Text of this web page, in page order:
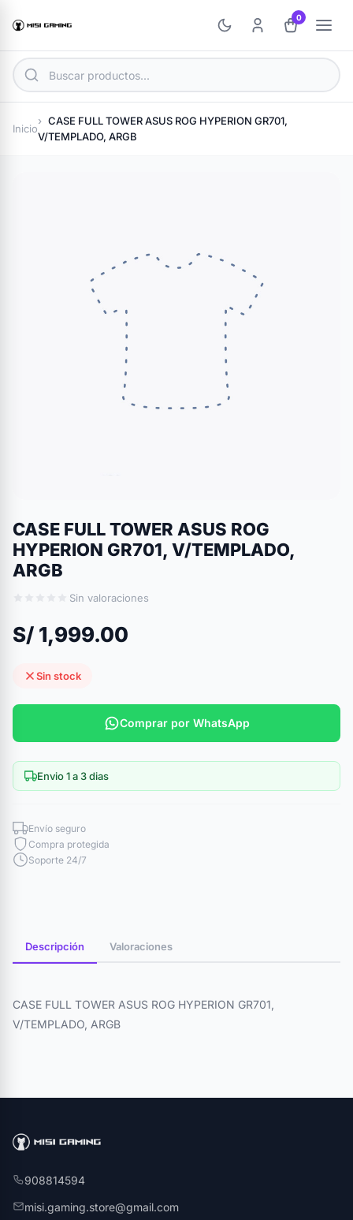
0
Inicio
CASE FULL TOWER ASUS ROG HYPERION GR701,
V/TEMPLADO, ARGB
CASE FULL TOWER ASUS ROG
HYPERION GR701, V/TEMPLADO,
ARGB
Sin valoraciones
S/ 1,999.00
Sin stock
Comprar por WhatsApp
Envio 1 a 3 dias
Envío seguro
Compra protegida
Soporte 24/7
Descripción Valoraciones
CASE FULL TOWER ASUS ROG HYPERION GR701,
V/TEMPLADO, ARGB
908814594
misi.gaming.store@gmail.com